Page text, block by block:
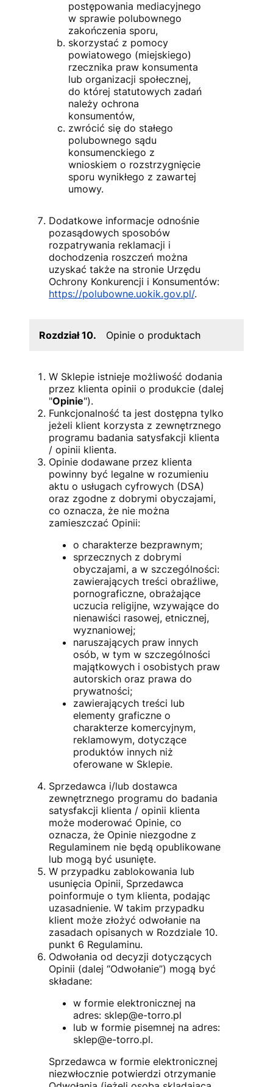
postępowania mediacyjnego
w sprawie polubownego
zakończenia sporu,
skorzystać z pomocy
powiatowego (miejskiego)
rzecznika praw konsumenta
lub organizacji społecznej,
do której statutowych zadań
należy ochrona
konsumentów,
zwrócić się do stałego
polubownego sądu
konsumenckiego z
wnioskiem o rozstrzygnięcie
sporu wynikłego z zawartej
umowy.
Dodatkowe informacje odnośnie
pozasądowych sposobów
rozpatrywania reklamacji i
dochodzenia roszczeń można
uzyskać także na stronie Urzędu
Ochrony Konkurencji i Konsumentów:
https://polubowne.uokik.gov.pl/.
Rozdział 10. Opinie o produktach
W Sklepie istnieje możliwość dodania
przez klienta opinii o produkcie (dalej
"Opinie").
Funkcjonalność ta jest dostępna tylko
jeżeli klient korzysta z zewnętrznego
programu badania satysfakcji klienta
/ opinii klienta.
Opinie dodawane przez klienta
powinny być legalne w rozumieniu
aktu o usługach cyfrowych (DSA)
oraz zgodne z dobrymi obyczajami,
co oznacza, że nie można
zamieszczać Opinii:
o charakterze bezprawnym;
sprzecznych z dobrymi
obyczajami, a w szczególności:
zawierających treści obraźliwe,
pornograficzne, obrażające
uczucia religijne, wzywające do
nienawiści rasowej, etnicznej,
wyznaniowej;
naruszających praw innych
osób, w tym w szczególności
majątkowych i osobistych praw
autorskich oraz prawa do
prywatności;
zawierających treści lub
elementy graficzne o
charakterze komercyjnym,
reklamowym, dotyczące
produktów innych niż
oferowane w Sklepie.
Sprzedawca i/lub dostawca
zewnętrznego programu do badania
satysfakcji klienta / opinii klienta
może moderować Opinie, co
oznacza, że Opinie niezgodne z
Regulaminem nie będą opublikowane
lub mogą być usunięte.
W przypadku zablokowania lub
usunięcia Opinii, Sprzedawca
poinformuje o tym klienta, podając
uzasadnienie. W takim przypadku
klient może złożyć odwołanie na
zasadach opisanych w Rozdziale 10.
punkt 6 Regulaminu.
Odwołania od decyzji dotyczących
Opinii (dalej “Odwołanie”) mogą być
składane:
w formie elektronicznej na
adres: sklep@e-torro.pl
lub w formie pisemnej na adres:
sklep@e-torro.pl.
Sprzedawca w formie elektronicznej
niezwłocznie potwierdzi otrzymanie